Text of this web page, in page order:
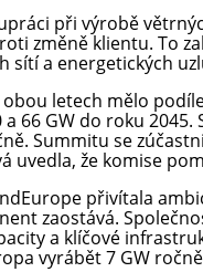
při výrobě
změně klientu. To
sítí a energetických
letech mělo
66 GW do roku
Summitu se
uvedla, že komise
přivítala
zaostává.
a klíčové
vyrábět 7 GW